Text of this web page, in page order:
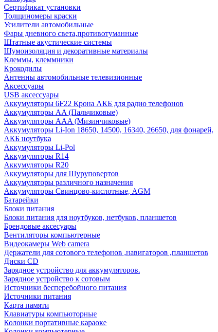
Сертификат установки
Толщиномеры краски
Усилители автомобильные
Фары дневного света,противотуманные
Штатные акустические системы
Шумоизоляция и декоративные материалы
Клеммы, клеммники
Крокодилы
Антенны автомобильные телевизионные
Аксессуары
USB аксессуары
Аккумуляторы 6F22 Крона АКБ для радио телефонов
Аккумуляторы AA (Пальчиковые)
Аккумуляторы AAA (Мизинчиковые)
Аккумуляторы Li-Ion 18650, 14500, 16340, 26650, для фонарей,
АКБ ноутбука
Аккумуляторы Li-Pol
Аккумуляторы R14
Аккумуляторы R20
Аккумуляторы для Шуруповертов
Аккумуляторы различного назначения
Аккумуляторы Свинцово-кислотные, AGM
Батарейки
Блоки питания
Блоки питания для ноутбуков, нетбуков, планшетов
Брендовые аксесуары
Вентиляторы компьютерные
Видеокамеры Web camera
Держатели для сотового телефонов ,навигаторов ,планшетов
Диски CD
Зарядное устройство для аккумуляторов.
Зарядное устройство к сотовым
Источники бесперебойного питания
Источники питания
Карта памяти
Клавиатуры компьюторные
Колонки портативные караоке